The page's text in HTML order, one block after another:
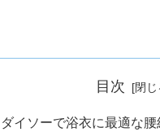
目次
ダイソーで浴衣に最適な